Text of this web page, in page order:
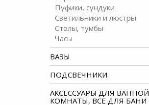
Пуфики, сундуки
Светильники и люстры
Столы, тумбы
Часы
ВАЗЫ
ПОДСВЕЧНИКИ
АКСЕССУАРЫ ДЛЯ ВАННОЙ
КОМНАТЫ, ВСЕ ДЛЯ БАНИ